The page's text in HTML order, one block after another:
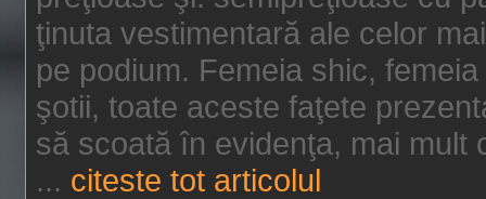
ţinuta vestimentară ale celor
pe podium. Femeia shic,
şotii, toate aceste faţete
să scoată în evidenţa, mai mult
... citeste tot articolul